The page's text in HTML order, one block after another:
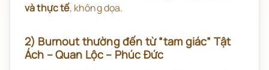
và thực tế, không dọa.
2) Burnout thường đến từ “tam giác” Tật
Ách – Quan Lộc – Phúc Đức